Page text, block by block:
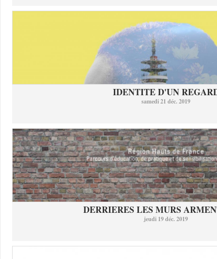
IDENTITE D'UN
samedi 21 déc. 2019
DERRIERES LES MURS
jeudi 19 déc. 2019